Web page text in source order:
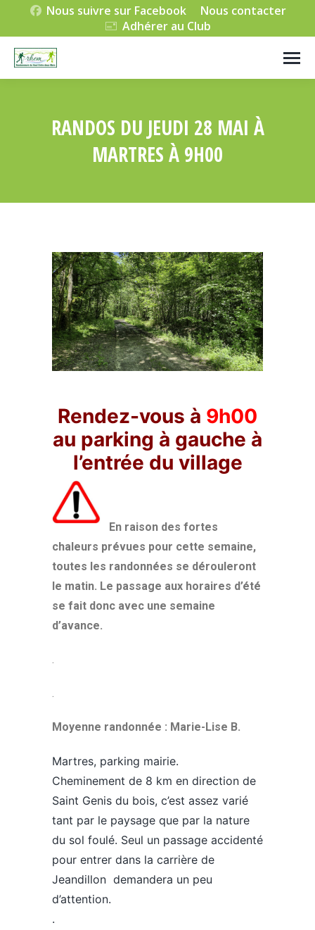
Nous suivre sur Facebook
Nous contacter
Adhérer au Club
RANDOS DU JEUDI 28 MAI À
MARTRES À 9H00
Rendez-vous à 9h00
au parking à gauche à
l’entrée du village
En raison des fortes
chaleurs prévues pour cette semaine,
toutes les randonnées se dérouleront
le matin. Le passage aux horaires d’été
se fait donc avec une semaine
d’avance.
.
.
Moyenne randonnée : Marie-Lise B.
Martres, parking mairie.
Cheminement de 8 km en direction de
Saint Genis du bois, c’est assez varié
tant par le paysage que par la nature
du sol foulé. Seul un passage accidenté
pour entrer dans la carrière de
Jeandillon demandera un peu
d’attention.
.